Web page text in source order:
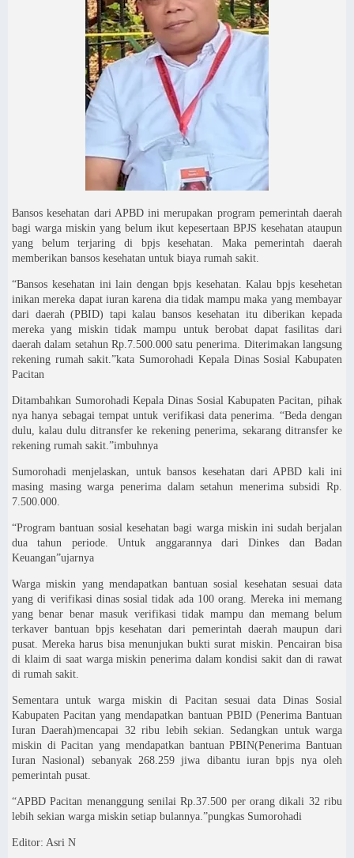
Bansos kesehatan dari APBD ini merupakan program pemerintah daerah
bagi warga miskin yang belum ikut kepesertaan BPJS kesehatan ataupun
yang belum terjaring di bpjs kesehatan. Maka pemerintah daerah
memberikan bansos kesehatan untuk biaya rumah sakit.
“Bansos kesehatan ini lain dengan bpjs kesehatan. Kalau bpjs kesehetan
inikan mereka dapat iuran karena dia tidak mampu maka yang membayar
dari daerah (PBID) tapi kalau bansos kesehatan itu diberikan kepada
mereka yang miskin tidak mampu untuk berobat dapat fasilitas dari
daerah dalam setahun Rp.7.500.000 satu penerima. Diterimakan langsung
rekening rumah sakit.”kata Sumorohadi Kepala Dinas Sosial Kabupaten
Pacitan
Ditambahkan Sumorohadi Kepala Dinas Sosial Kabupaten Pacitan, pihak
nya hanya sebagai tempat untuk verifikasi data penerima. “Beda dengan
dulu, kalau dulu ditransfer ke rekening penerima, sekarang ditransfer ke
rekening rumah sakit.”imbuhnya
Sumorohadi menjelaskan, untuk bansos kesehatan dari APBD kali ini
masing masing warga penerima dalam setahun menerima subsidi Rp.
7.500.000.
“Program bantuan sosial kesehatan bagi warga miskin ini sudah berjalan
dua tahun periode. Untuk anggarannya dari Dinkes dan Badan
Keuangan”ujarnya
Warga miskin yang mendapatkan bantuan sosial kesehatan sesuai data
yang di verifikasi dinas sosial tidak ada 100 orang. Mereka ini memang
yang benar benar masuk verifikasi tidak mampu dan memang belum
terkaver bantuan bpjs kesehatan dari pemerintah daerah maupun dari
pusat. Mereka harus bisa menunjukan bukti surat miskin. Pencairan bisa
di klaim di saat warga miskin penerima dalam kondisi sakit dan di rawat
di rumah sakit.
Sementara untuk warga miskin di Pacitan sesuai data Dinas Sosial
Kabupaten Pacitan yang mendapatkan bantuan PBID (Penerima Bantuan
Iuran Daerah)mencapai 32 ribu lebih sekian. Sedangkan untuk warga
miskin di Pacitan yang mendapatkan bantuan PBIN(Penerima Bantuan
Iuran Nasional) sebanyak 268.259 jiwa dibantu iuran bpjs nya oleh
pemerintah pusat.
“APBD Pacitan menanggung senilai Rp.37.500 per orang dikali 32 ribu
lebih sekian warga miskin setiap bulannya.”pungkas Sumorohadi
Editor: Asri N